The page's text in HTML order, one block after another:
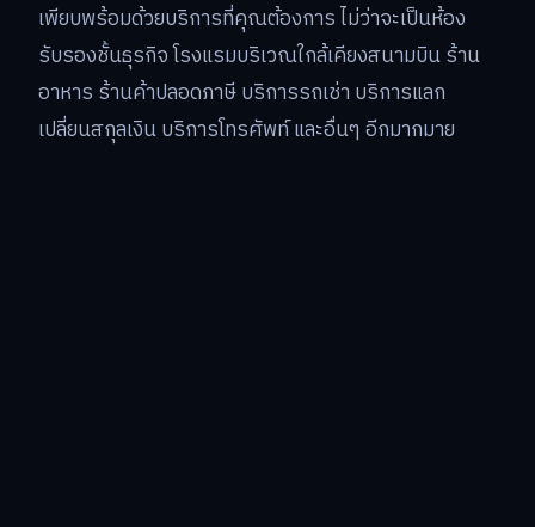
เพียบพร้อมด้วยบริการที่คุณต้องการ ไม่ว่าจะเป็นห้อง
รับรองชั้นธุรกิจ โรงแรมบริเวณใกล้เคียงสนามบิน ร้าน
อาหาร ร้านค้าปลอดภาษี บริการรถเช่า บริการแลก
เปลี่ยนสกุลเงิน บริการโทรศัพท์ และอื่นๆ อีกมากมาย